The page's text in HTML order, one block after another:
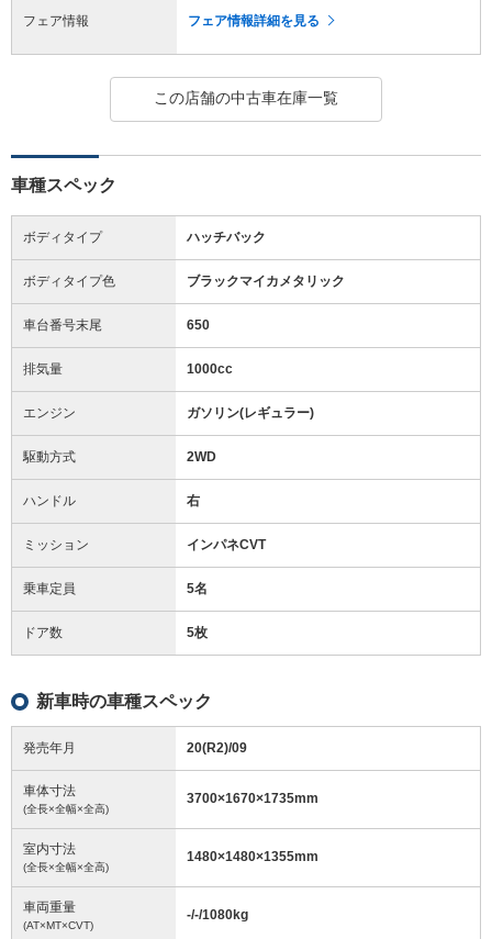
フェア情報 フェア情報詳細を見る
この店舗の中古車在庫一覧
車種スペック
ボディタイプ ハッチバック
ボディタイプ色 ブラックマイカメタリック
車台番号末尾 650
排気量 1000cc
エンジン ガソリン(レギュラー)
駆動方式 2WD
ハンドル 右
ミッション インパネCVT
乗車定員 5名
ドア数 5枚
新車時の車種スペック
発売年月 20(R2)/09
車体寸法
(全長×全幅×全高)
3700×1670×1735mm
室内寸法
(全長×全幅×全高)
1480×1480×1355mm
車両重量
(AT×MT×CVT)
-/-/1080kg